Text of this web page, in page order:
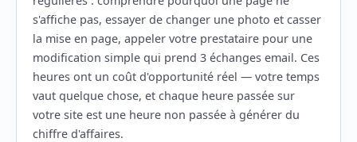
s'affiche pas, essayer de changer une photo et casser
la mise en page, appeler votre prestataire pour une
modification simple qui prend 3 échanges email. Ces
heures ont un coût d'opportunité réel — votre temps
vaut quelque chose, et chaque heure passée sur
votre site est une heure non passée à générer du
chiffre d'affaires.